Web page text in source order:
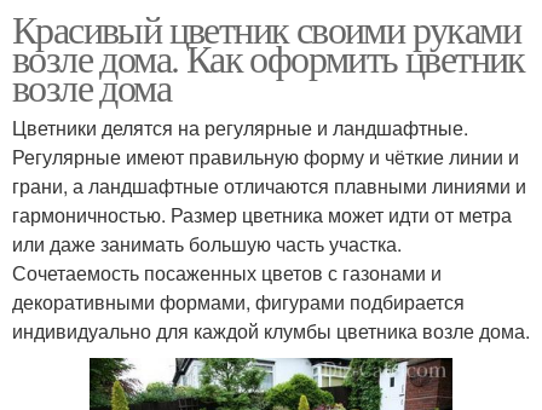
Красивый цветник своими руками
возле дома. Как оформить цветник
возле дома
Цветники делятся на регулярные и ландшафтные.
Регулярные имеют правильную форму и чёткие линии и
грани, а ландшафтные отличаются плавными линиями и
гармоничностью. Размер цветника может идти от метра
или даже занимать большую часть участка.
Сочетаемость посаженных цветов с газонами и
декоративными формами, фигурами подбирается
индивидуально для каждой клумбы цветника возле дома.